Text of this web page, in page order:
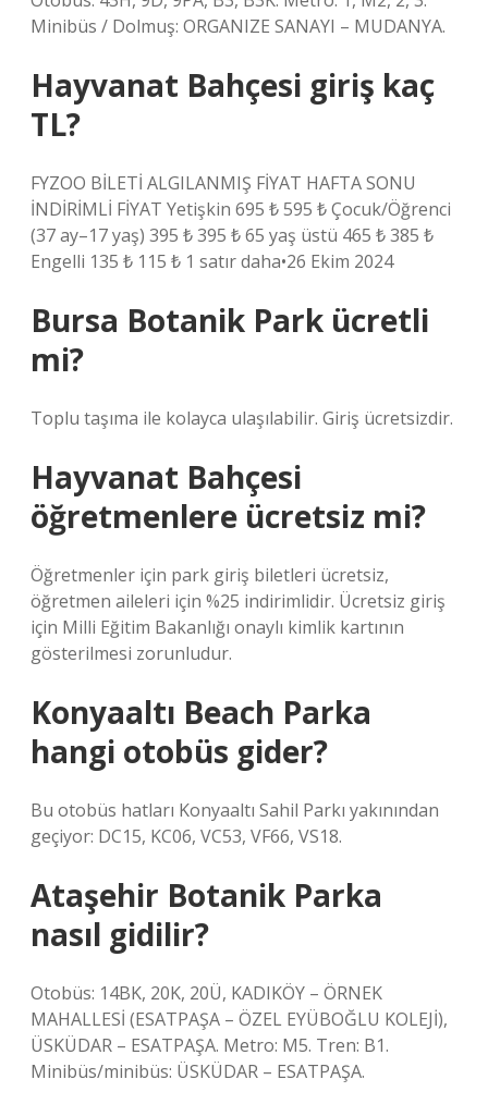
Minibüs / Dolmuş: ORGANIZE SANAYI – MUDANYA.
Hayvanat Bahçesi giriş kaç
TL?
FYZOO BİLETİ ALGILANMIŞ FİYAT HAFTA SONU
İNDİRİMLİ FİYAT Yetişkin 695 ₺ 595 ₺ Çocuk/Öğrenci
(37 ay–17 yaş) 395 ₺ 395 ₺ 65 yaş üstü 465 ₺ 385 ₺
Engelli 135 ₺ 115 ₺ 1 satır daha•26 Ekim 2024
Bursa Botanik Park ücretli
mi?
Toplu taşıma ile kolayca ulaşılabilir. Giriş ücretsizdir.
Hayvanat Bahçesi
öğretmenlere ücretsiz mi?
Öğretmenler için park giriş biletleri ücretsiz,
öğretmen aileleri için %25 indirimlidir. Ücretsiz giriş
için Milli Eğitim Bakanlığı onaylı kimlik kartının
gösterilmesi zorunludur.
Konyaaltı Beach Parka
hangi otobüs gider?
Bu otobüs hatları Konyaaltı Sahil Parkı yakınından
geçiyor: DC15, KC06, VC53, VF66, VS18.
Ataşehir Botanik Parka
nasıl gidilir?
Otobüs: 14BK, 20K, 20Ü, KADIKÖY – ÖRNEK
MAHALLESİ (ESATPAŞA – ÖZEL EYÜBOĞLU KOLEJİ),
ÜSKÜDAR – ESATPAŞA. Metro: M5. Tren: B1.
Minibüs/minibüs: ÜSKÜDAR – ESATPAŞA.